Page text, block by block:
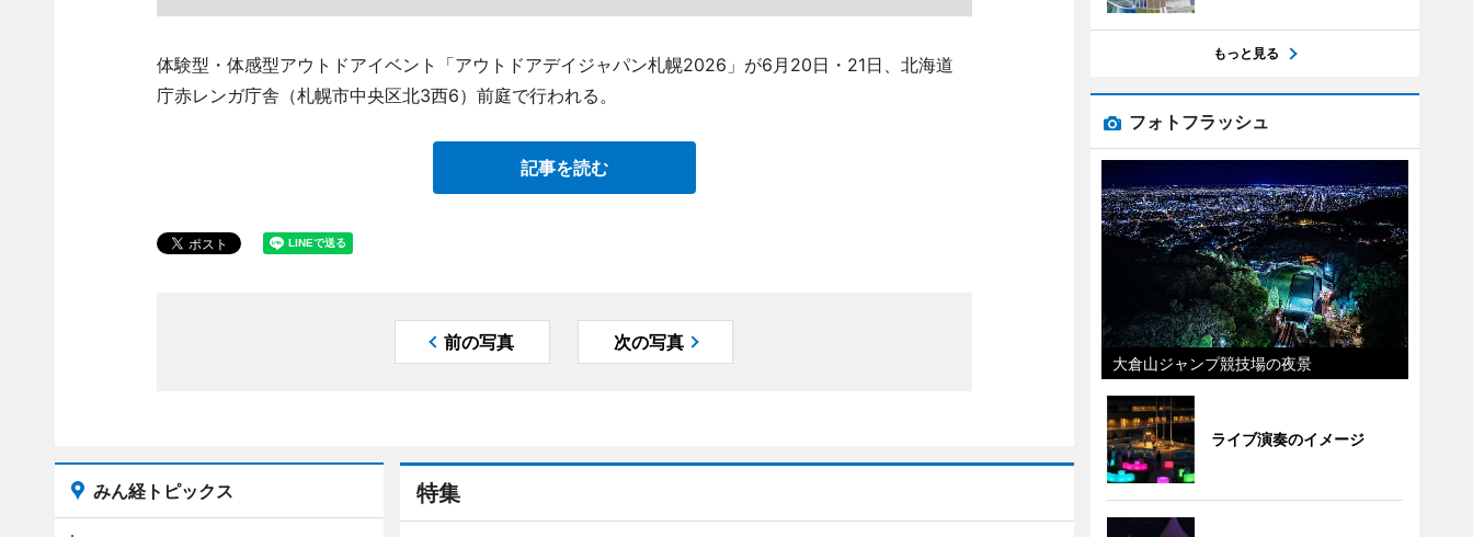
体験型・体感型アウトドアイベント「アウトドアデイジャパン札幌2026」が6月20日・21日、北海道
庁赤レンガ庁舎（札幌市中央区北3西6）前庭で行われる。
記事を読む
前の写真 次の写真
特集
みん経トピックス
もっと見る
フォトフラッシュ
大倉山ジャンプ競技場の夜景
ライブ演奏のイメージ